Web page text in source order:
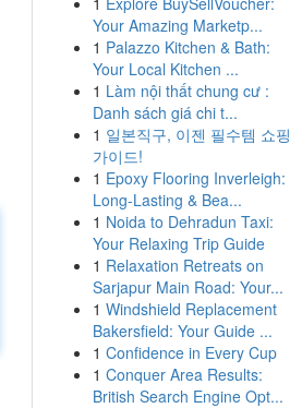
Your Amazing Marketp...
1 Palazzo Kitchen & Bath:
Your Local Kitchen ...
1 Làm nội thất chung cư :
Danh sách giá chi t...
1 일본직구, 이젠 필수템 쇼핑
가이드!
1 Epoxy Flooring Inverleigh:
Long-Lasting & Bea...
1 Noida to Dehradun Taxi:
Your Relaxing Trip Guide
1 Relaxation Retreats on
Sarjapur Main Road: Your...
1 Windshield Replacement
Bakersfield: Your Guide ...
1 Confidence in Every Cup
1 Conquer Area Results:
British Search Engine Opt...